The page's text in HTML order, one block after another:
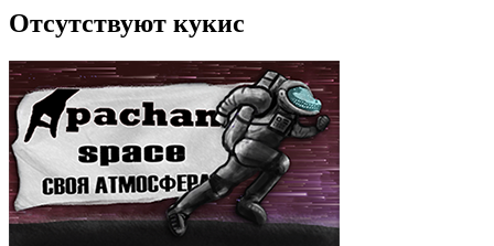
Отсутствуют кукис